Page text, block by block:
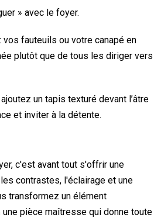
» avec le foyer.
vos fauteuils ou votre canapé en
plutôt que de tous les diriger vers
ajoutez un tapis texturé devant l’âtre
et inviter à la détente.
c'est avant tout s'offrir une
contrastes, l'éclairage et une
transformez un élément
pièce maîtresse qui donne toute